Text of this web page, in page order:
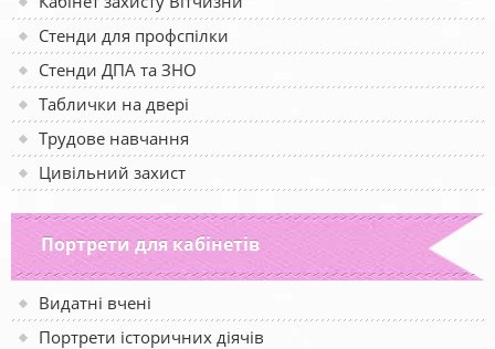
Стенди для профспілки
Стенди ДПА та ЗНО
Таблички на двері
Трудове навчання
Цивільний захист
Портрети для кабінетів
Видатні вчені
Портрети історичних діячів